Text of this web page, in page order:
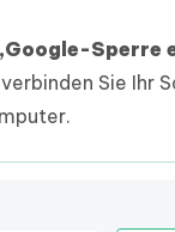
Sperre
Sie Ihr